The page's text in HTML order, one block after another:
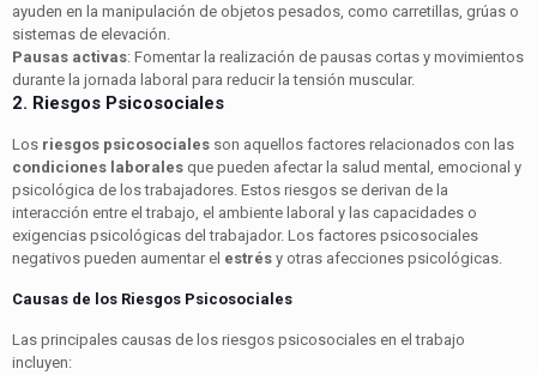
ayuden en la manipulación de objetos pesados, como carretillas, grúas o
sistemas de elevación.
Pausas activas: Fomentar la realización de pausas cortas y movimientos
durante la jornada laboral para reducir la tensión muscular.
2. Riesgos Psicosociales
Los riesgos psicosociales son aquellos factores relacionados con las
condiciones laborales que pueden afectar la salud mental, emocional y
psicológica de los trabajadores. Estos riesgos se derivan de la
interacción entre el trabajo, el ambiente laboral y las capacidades o
exigencias psicológicas del trabajador. Los factores psicosociales
negativos pueden aumentar el estrés y otras afecciones psicológicas.
Causas de los Riesgos Psicosociales
Las principales causas de los riesgos psicosociales en el trabajo
incluyen: